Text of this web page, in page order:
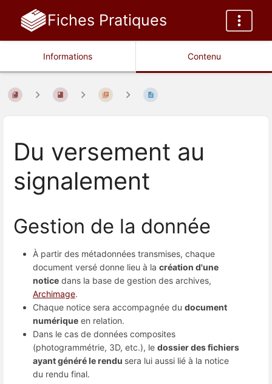
Fiches Pratiques
Informations Contenu
Du versement au
signalement
Gestion de la donnée
À partir des métadonnées transmises, chaque
document versé donne lieu à la création d'une
notice dans la base de gestion des archives,
Archimage.
Chaque notice sera accompagnée du document
numérique en relation.
Dans le cas de données composites
(photogrammétrie, 3D, etc.), le dossier des fichiers
ayant généré le rendu sera lui aussi lié à la notice
du rendu final.